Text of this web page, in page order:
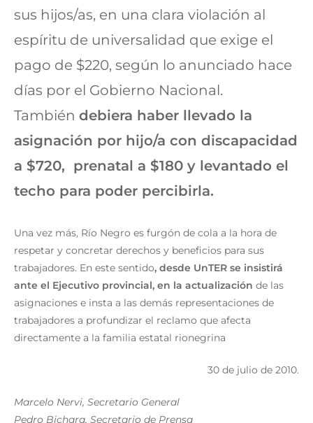
sus hijos/as, en una clara violación al
espíritu de universalidad que exige el
pago de $220, según lo anunciado hace
días por el Gobierno Nacional.
También debiera haber llevado la
asignación por hijo/a con discapacidad
a $720, prenatal a $180 y levantado el
techo para poder percibirla.
Una vez más, Río Negro es furgón de cola a la hora de
respetar y concretar derechos y beneficios para sus
trabajadores. En este sentido, desde UnTER se insistirá
ante el Ejecutivo provincial, en la actualización de las
asignaciones e insta a las demás representaciones de
trabajadores a profundizar el reclamo que afecta
directamente a la familia estatal rionegrina
30 de julio de 2010.
Marcelo Nervi, Secretario General
Pedro Bichara, Secretario de Prensa